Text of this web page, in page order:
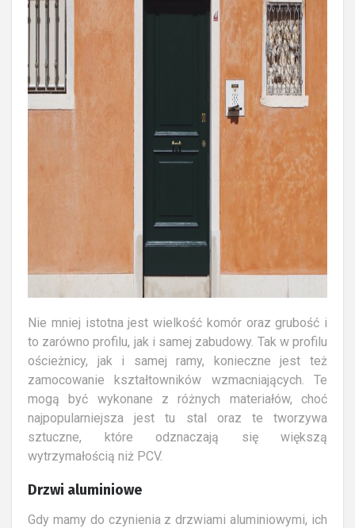
Nie mniej istotna jest wielkość komór oraz grubość i
to zarówno profilu, jak i samej zabudowy. Tak w profilu
ościeżnicy, jak i samej ramy, konieczne jest też
zamocowanie kształtowników wzmacniających. Te
mogą być wykonane z różnych materiałów, choć
najpopularniejsza jest tu stal oraz te tworzywa
sztuczne, które odznaczają się większą
wytrzymałością niż PCV.
Drzwi aluminiowe
Gdy mamy do czynienia z drzwiami aluminiowymi, ich